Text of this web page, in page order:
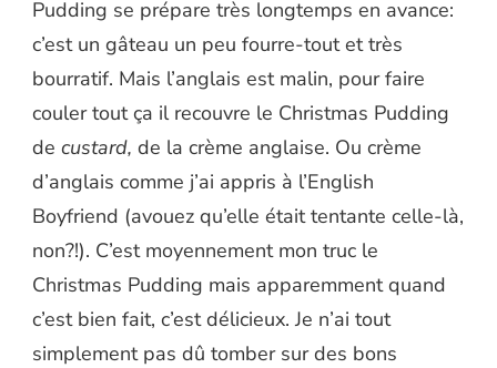
Pudding se prépare très longtemps en avance:
c’est un gâteau un peu fourre-tout et très
bourratif. Mais l’anglais est malin, pour faire
couler tout ça il recouvre le Christmas Pudding
de custard, de la crème anglaise. Ou crème
d’anglais comme j’ai appris à l’English
Boyfriend (avouez qu’elle était tentante celle-là,
non?!). C’est moyennement mon truc le
Christmas Pudding mais apparemment quand
c’est bien fait, c’est délicieux. Je n’ai tout
simplement pas dû tomber sur des bons